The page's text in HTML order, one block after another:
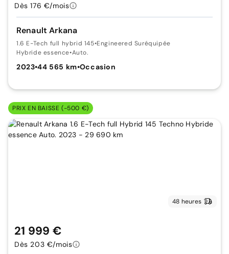
Renault Arkana
1.6 E-Tech full hybrid 145•Engineered Suréquipée
Hybride essence•Auto.
2023•44 565 km•Occasion
Dès 176 €/mois
PRIX EN BAISSE (-500 €)
48 heures
21 999 €
Dès 203 €/mois